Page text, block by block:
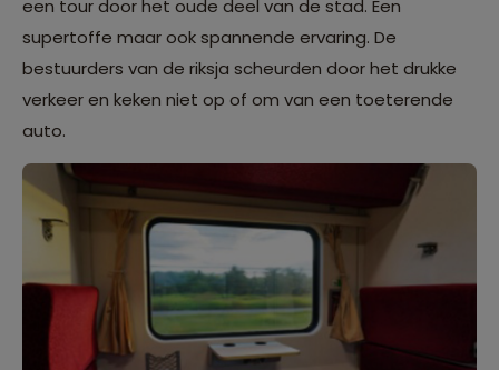
een tour door het oude deel van de stad. Een
supertoffe maar ook spannende ervaring. De
bestuurders van de riksja scheurden door het drukke
verkeer en keken niet op of om van een toeterende
auto.